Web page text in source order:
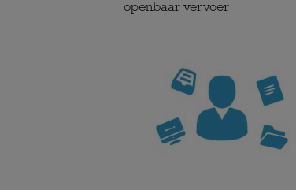
openbaar vervoer